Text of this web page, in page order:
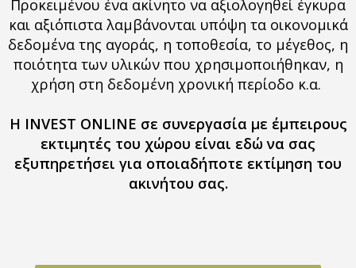
Προκειμένου ένα ακίνητο να αξιολογηθεί έγκυρα
και αξιόπιστα λαμβάνονται υπόψη τα οικονομικά
δεδομένα της αγοράς, η τοποθεσία, το μέγεθος, η
ποιότητα των υλικών που χρησιμοποιήθηκαν, η
χρήση στη δεδομένη χρονική περίοδο κ.α.
Η INVEST ONLINE σε συνεργασία με έμπειρους
εκτιμητές του χώρου είναι εδώ να σας
εξυπηρετήσει για οποιαδήποτε εκτίμηση του
ακινήτου σας.